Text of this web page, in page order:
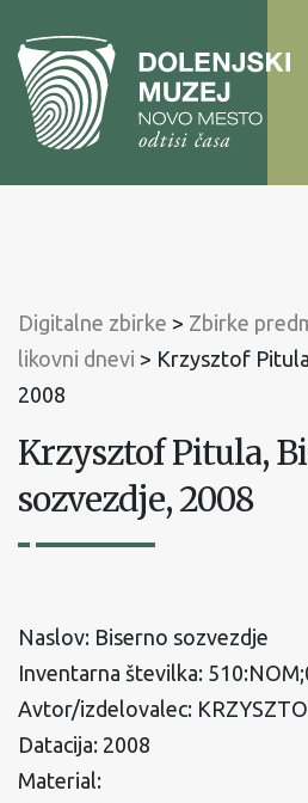
vsebinoNa
glavni
meni
Digitalne zbirke > Zbirke
likovni dnevi > Krzysztof
2008
Krzysztof Pitula,
sozvezdje, 2008
Naslov: Biserno sozvezdje
Inventarna številka:
Avtor/izdelovalec:
Datacija: 2008
Material: